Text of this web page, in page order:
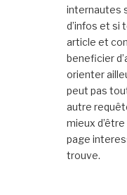
internautes
d’infos et si
article et
beneficier
orienter
peut pas
autre
mieux
page
trouve.